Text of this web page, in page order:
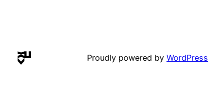
Proudly powered by WordPress